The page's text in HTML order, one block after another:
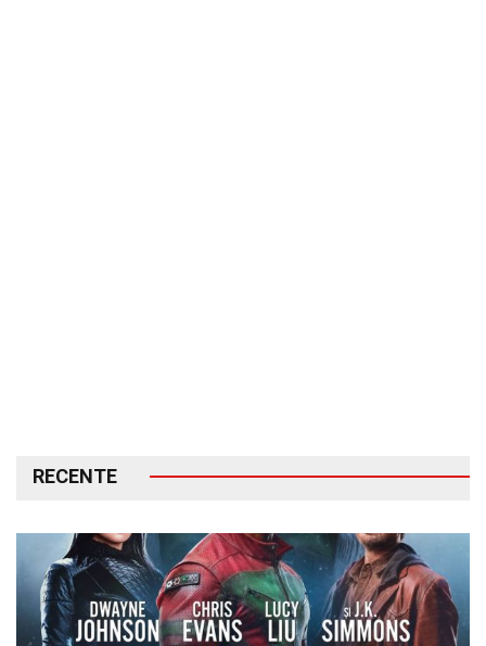
RECENTE